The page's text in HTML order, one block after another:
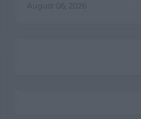
August 06, 2026